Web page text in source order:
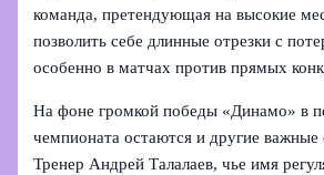
команда, претендующая на высокие
позволить себе длинные отрезки с
особенно в матчах против прямых
На фоне громкой победы «Динамо» в
чемпионата остаются и другие
Тренер Андрей Талалаев, чье имя